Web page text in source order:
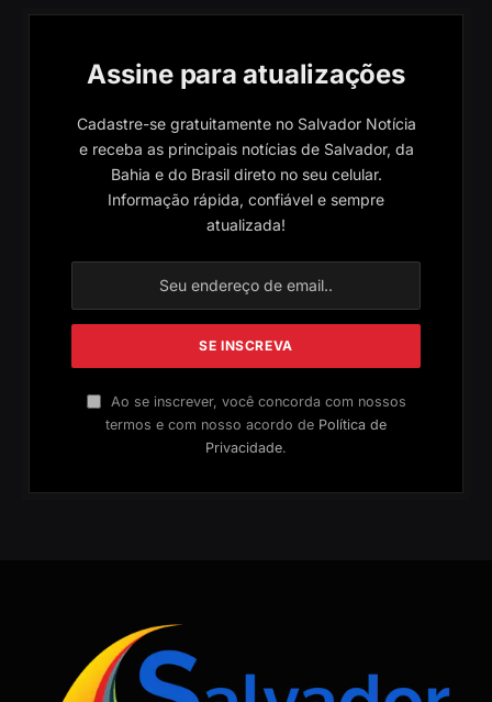
Assine para atualizações
Cadastre-se gratuitamente no Salvador Notícia
e receba as principais notícias de Salvador, da
Bahia e do Brasil direto no seu celular.
Informação rápida, confiável e sempre
atualizada!
Ao se inscrever, você concorda com nossos
termos e com nosso acordo de Política de
Privacidade.